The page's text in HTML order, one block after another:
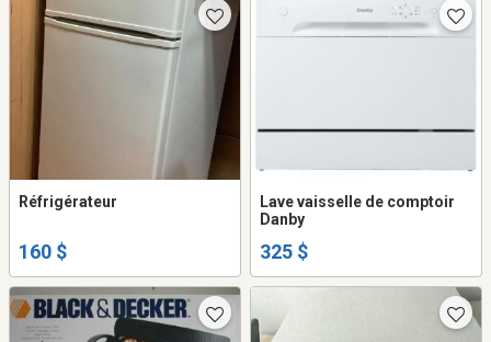
Réfrigérateur
160 $
Lave vaisselle de comptoir
Danby
325 $